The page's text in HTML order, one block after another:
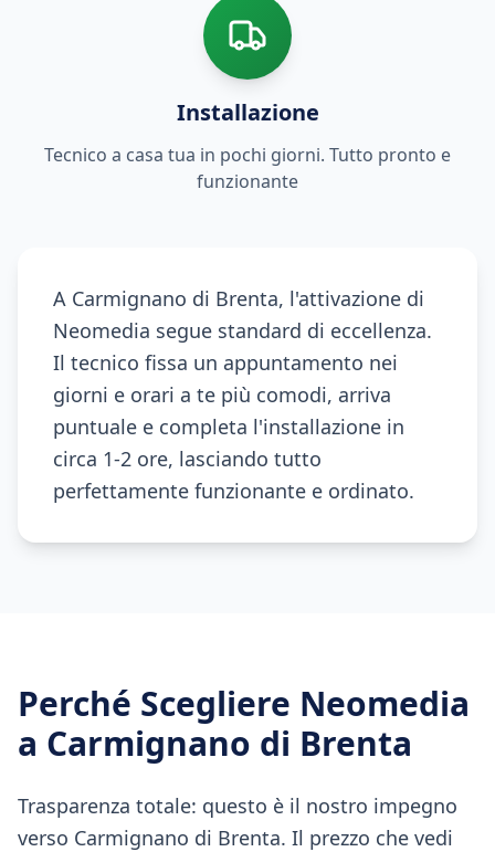
Installazione
Tecnico a casa tua in pochi giorni. Tutto pronto e
funzionante
A Carmignano di Brenta, l'attivazione di
Neomedia segue standard di eccellenza.
Il tecnico fissa un appuntamento nei
giorni e orari a te più comodi, arriva
puntuale e completa l'installazione in
circa 1-2 ore, lasciando tutto
perfettamente funzionante e ordinato.
Perché Scegliere Neomedia
a Carmignano di Brenta
Trasparenza totale: questo è il nostro impegno
verso Carmignano di Brenta. Il prezzo che vedi